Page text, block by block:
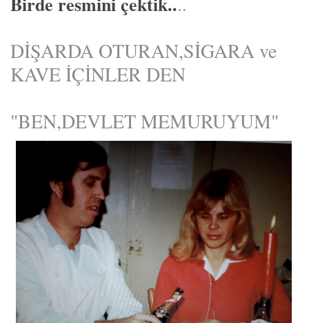
DİŞARDA OTURAN,SİGARA ve
KAVE İÇİNLER DEN
"BEN,DEVLET MEMURUYUM"